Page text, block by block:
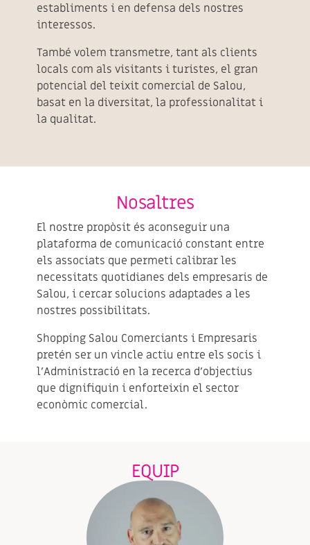
establiments i en defensa dels nostres
interessos.
També volem transmetre, tant als clients
locals com als visitants i turistes, el gran
potencial del teixit comercial de Salou,
basat en la diversitat, la professionalitat i
la qualitat.
Nosaltres
El nostre propòsit és aconseguir una
plataforma de comunicació constant entre
els associats que permeti calibrar les
necessitats quotidianes dels empresaris de
Salou, i cercar solucions adaptades a les
nostres possibilitats.
Shopping Salou Comerciants i Empresaris
pretén ser un vincle actiu entre els socis i
l’Administració en la recerca d’objectius
que dignifiquin i enforteixin el sector
econòmic comercial.
EQUIP